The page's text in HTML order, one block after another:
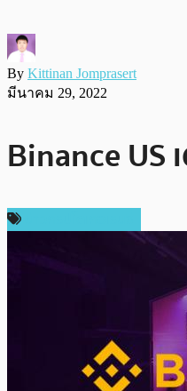
By Kittinan Jomprasert
มีนาคม 29, 2022
Binance US